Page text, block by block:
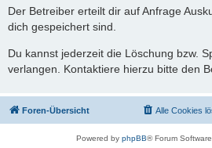
Der Betreiber erteilt dir auf Anfrage
dich gespeichert sind.
Du kannst jederzeit die Löschung bzw.
verlangen. Kontaktiere hierzu bitte den
Foren-Übersicht Alle Cookies
Powered by phpBB® Forum